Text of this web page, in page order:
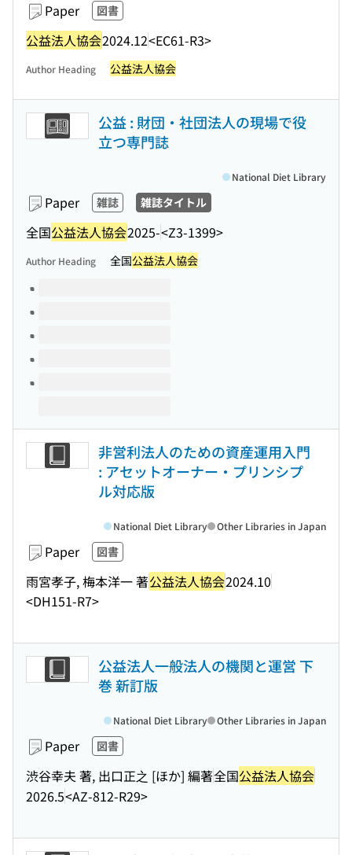
Paper 図書
公益法人協会2024.12<EC61-R3>
Author Heading 公益法人協会
公益 : 財団・社団法人の現場で役
立つ専門誌
Paper 雑誌 雑誌タイトル
全国公益法人協会2025-<Z3-1399>
National Diet Library
Author Heading 全国公益法人協会
Volumes of this title
非営利法人のための資産運用入門
: アセットオーナー・プリンシプ
ル対応版
Paper 図書
雨宮孝子, 梅本洋一 著公益法人協会2024.10
<DH151-R7>
National Diet Library Other Libraries in Japan
公益法人一般法人の機関と運営 下
巻 新訂版
Paper 図書
渋谷幸夫 著, 出口正之 [ほか] 編著全国公益法人協会
2026.5<AZ-812-R29>
National Diet Library Other Libraries in Japan